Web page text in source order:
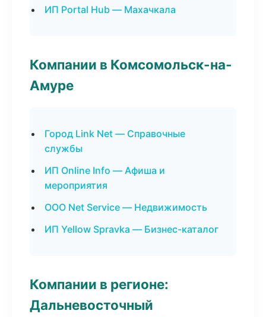
ИП Portal Hub — Махачкала
Компании в Комсомольск-на-
Амуре
Город Link Net — Справочные
службы
ИП Online Info — Афиша и
мероприятия
ООО Net Service — Недвижимость
ИП Yellow Spravka — Бизнес-каталог
Компании в регионе:
Дальневосточный